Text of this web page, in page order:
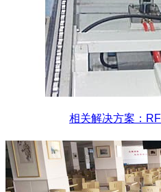
相关解决方案：